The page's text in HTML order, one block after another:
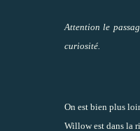
Attention le
curiosité.
On est bien plus
Willow est dans la